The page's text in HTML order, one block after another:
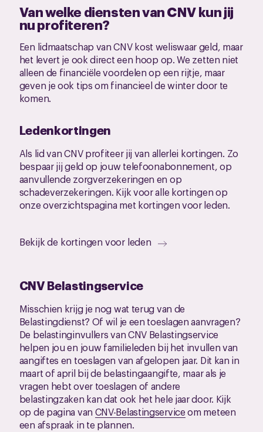
Van welke diensten van CNV kun jij
nu profiteren?
Een lidmaatschap van CNV kost weliswaar geld, maar
het levert je ook direct een hoop op. We zetten niet
alleen de financiële voordelen op een rijtje, maar
geven je ook tips om financieel de winter door te
komen.
Ledenkortingen
Als lid van CNV profiteer jij van allerlei kortingen. Zo
bespaar jij geld op jouw telefoonabonnement, op
aanvullende zorgverzekeringen en op
schadeverzekeringen. Kijk voor alle kortingen op
onze overzichtspagina met kortingen voor leden.
Bekijk de kortingen voor leden
CNV Belastingservice
Misschien krijg je nog wat terug van de
Belastingdienst? Of wil je een toeslagen aanvragen?
De belastinginvullers van CNV Belastingservice
helpen jou en jouw familieleden bij het invullen van
aangiftes en toeslagen van afgelopen jaar. Dit kan in
maart of april bij de belastingaangifte, maar als je
vragen hebt over toeslagen of andere
belastingzaken kan dat ook het hele jaar door. Kijk
op de pagina van CNV-Belastingserviceom meteen
een afspraak in te plannen.